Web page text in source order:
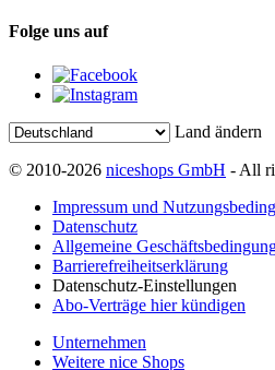
Folge uns auf
Land ändern
© 2010-2026 niceshops GmbH - All
Impressum und
Datenschutz
Allgemeine
Barrierefreiheitserklärung
Datenschutz-Einstellungen
Abo-Verträge hier kündigen
Unternehmen
Weitere nice Shops